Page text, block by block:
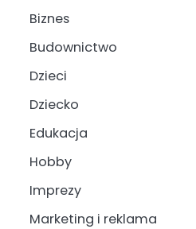
Biznes
Budownictwo
Dzieci
Dziecko
Edukacja
Hobby
Imprezy
Marketing i reklama